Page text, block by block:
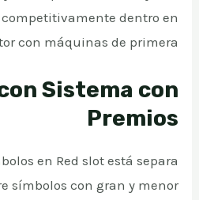
dentro en
con máquinas de primera.
Sistema con
Premios
en Red slot está separa
símbolos con gran y menor